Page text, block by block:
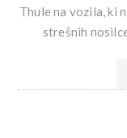
Thule na vozila, ki
strešnih